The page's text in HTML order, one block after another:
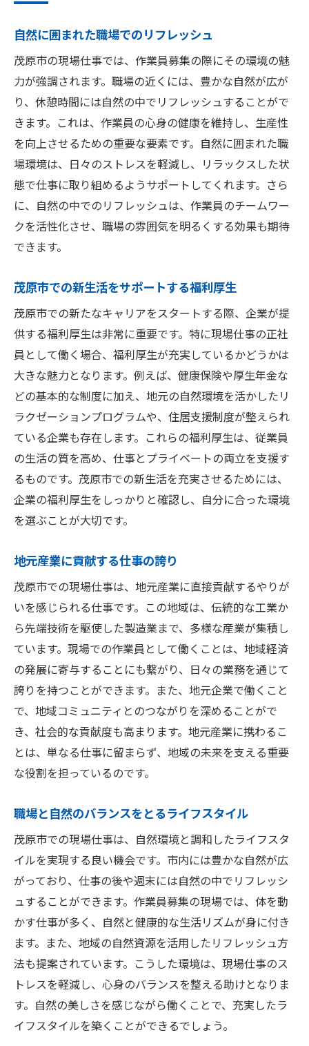
自然に囲まれた職場でのリフレッシュ
茂原市の現場仕事では、作業員募集の際にその環境の魅
力が強調されます。職場の近くには、豊かな自然が広が
り、休憩時間には自然の中でリフレッシュすることがで
きます。これは、作業員の心身の健康を維持し、生産性
を向上させるための重要な要素です。自然に囲まれた職
場環境は、日々のストレスを軽減し、リラックスした状
態で仕事に取り組めるようサポートしてくれます。さら
に、自然の中でのリフレッシュは、作業員のチームワー
クを活性化させ、職場の雰囲気を明るくする効果も期待
できます。
茂原市での新生活をサポートする福利厚生
茂原市での新たなキャリアをスタートする際、企業が提
供する福利厚生は非常に重要です。特に現場仕事の正社
員として働く場合、福利厚生が充実しているかどうかは
大きな魅力となります。例えば、健康保険や厚生年金な
どの基本的な制度に加え、地元の自然環境を活かしたリ
ラクゼーションプログラムや、住居支援制度が整えられ
ている企業も存在します。これらの福利厚生は、従業員
の生活の質を高め、仕事とプライベートの両立を支援す
るものです。茂原市での新生活を充実させるためには、
企業の福利厚生をしっかりと確認し、自分に合った環境
を選ぶことが大切です。
地元産業に貢献する仕事の誇り
茂原市での現場仕事は、地元産業に直接貢献するやりが
いを感じられる仕事です。この地域は、伝統的な工業か
ら先端技術を駆使した製造業まで、多様な産業が集積し
ています。現場での作業員として働くことは、地域経済
の発展に寄与することにも繋がり、日々の業務を通じて
誇りを持つことができます。また、地元企業で働くこと
で、地域コミュニティとのつながりを深めることがで
き、社会的な貢献度も高まります。地元産業に携わるこ
とは、単なる仕事に留まらず、地域の未来を支える重要
な役割を担っているのです。
職場と自然のバランスをとるライフスタイル
茂原市での現場仕事は、自然環境と調和したライフスタ
イルを実現する良い機会です。市内には豊かな自然が広
がっており、仕事の後や週末には自然の中でリフレッシ
ュすることができます。作業員募集の現場では、体を動
かす仕事が多く、自然と健康的な生活リズムが身に付き
ます。また、地域の自然資源を活用したリフレッシュ方
法も提案されています。こうした環境は、現場仕事のス
トレスを軽減し、心身のバランスを整える助けとなりま
す。自然の美しさを感じながら働くことで、充実したラ
イフスタイルを築くことができるでしょう。